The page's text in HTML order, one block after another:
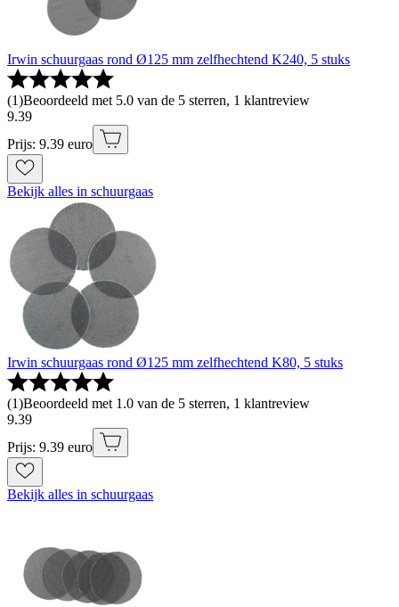
Irwin schuurgaas rond Ø125 mm zelfhechtend K240, 5 stuks
(1)Beoordeeld met 5.0 van de 5 sterren, 1 klantreview
9.39
Prijs: 9.39 euro
Bekijk alles in schuurgaas
Irwin schuurgaas rond Ø125 mm zelfhechtend K80, 5 stuks
(1)Beoordeeld met 1.0 van de 5 sterren, 1 klantreview
9.39
Prijs: 9.39 euro
Bekijk alles in schuurgaas